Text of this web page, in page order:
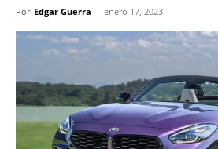
Por Edgar Guerra - enero 17, 2023